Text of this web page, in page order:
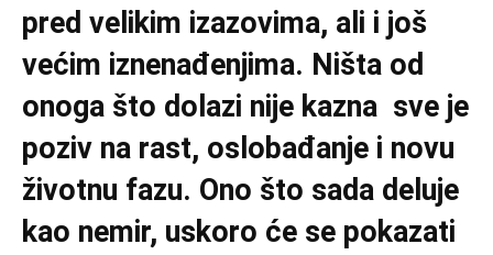
pred velikim izazovima, ali i još
većim iznenađenjima. Ništa od
onoga što dolazi nije kazna sve je
poziv na rast, oslobađanje i novu
životnu fazu. Ono što sada deluje
kao nemir, uskoro će se pokazati